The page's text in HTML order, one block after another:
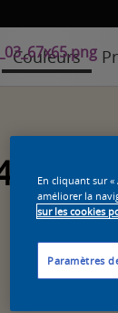
Couleurs
En cliquant sur
améliorer la
sur les cookies
Paramètres